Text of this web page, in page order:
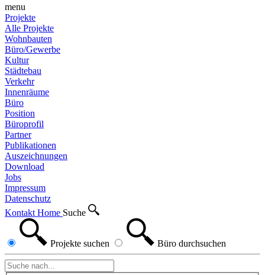
menu
Projekte
Alle Projekte
Wohnbauten
Büro/Gewerbe
Kultur
Städtebau
Verkehr
Innenräume
Büro
Position
Büroprofil
Partner
Publikationen
Auszeichnungen
Download
Jobs
Impressum
Datenschutz
Kontakt Home Suche
Projekte suchen Büro durchsuchen